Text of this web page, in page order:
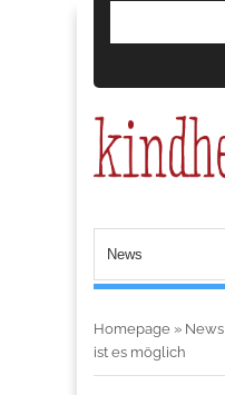
Homepage » News
ist es möglich